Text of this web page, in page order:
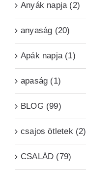
Anyák napja (2)
anyaság (20)
Apák napja (1)
apaság (1)
BLOG (99)
csajos ötletek (2)
CSALÁD (79)